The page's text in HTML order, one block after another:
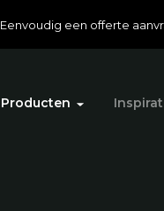
Eenvoudig een offerte
Producten